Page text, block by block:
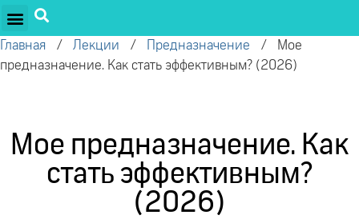
Главная / Лекции / Предназначение /
Мое
предназначение. Как стать эффективным? (2026)
Мое предназначение. Как
стать эффективным?
(2026)